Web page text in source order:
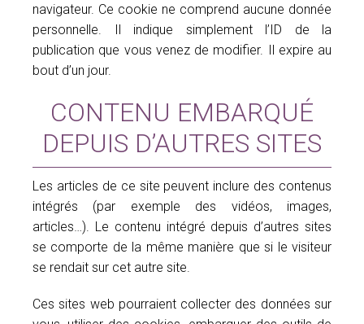
navigateur. Ce cookie ne comprend aucune donnée
personnelle. Il indique simplement l’ID de la
publication que vous venez de modifier. Il expire au
bout d’un jour.
CONTENU EMBARQUÉ
DEPUIS D’AUTRES SITES
Les articles de ce site peuvent inclure des contenus
intégrés (par exemple des vidéos, images,
articles…). Le contenu intégré depuis d’autres sites
se comporte de la même manière que si le visiteur
se rendait sur cet autre site.
Ces sites web pourraient collecter des données sur